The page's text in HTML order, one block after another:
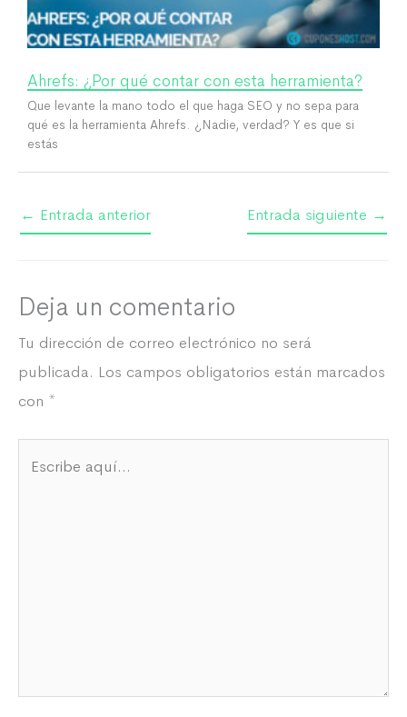
Ahrefs: ¿Por qué contar con esta herramienta?
Que levante la mano todo el que haga SEO y no sepa para
qué es la herramienta Ahrefs. ¿Nadie, verdad? Y es que si
estás
← Entrada anterior Entrada siguiente →
Deja un comentario
Tu dirección de correo electrónico no será
publicada. Los campos obligatorios están marcados
con *